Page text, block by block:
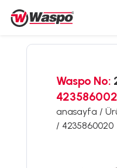
Waspo No:
anasayfa /
/ 4235860020